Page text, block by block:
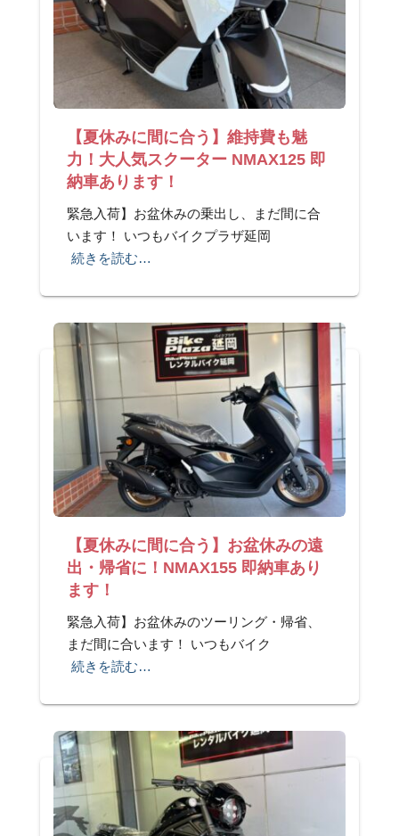
【夏休みに間に合う】維持費も魅
力！大人気スクーター NMAX125 即
納車あります！
緊急入荷】お盆休みの乗出し、まだ間に合
います！ いつもバイクプラザ延岡
続きを読む…
【夏休みに間に合う】お盆休みの遠
出・帰省に！NMAX155 即納車あり
ます！
緊急入荷】お盆休みのツーリング・帰省、
まだ間に合います！ いつもバイク
続きを読む…